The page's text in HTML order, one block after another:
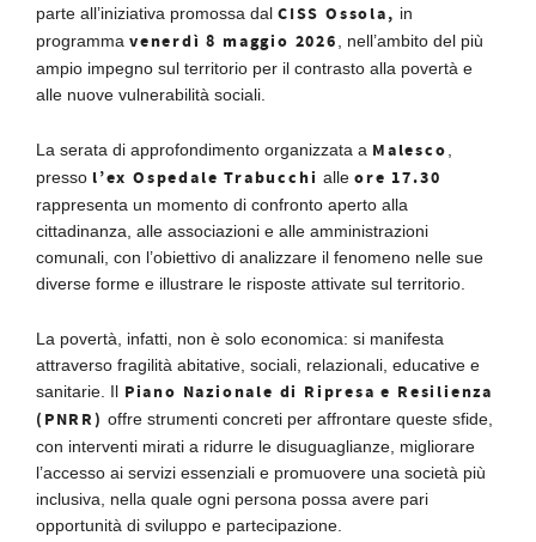
parte all’iniziativa promossa dal CISS Ossola, in
programma venerdì 8 maggio 2026
, nell’ambito del più
ampio impegno sul territorio per il contrasto alla povertà e
alle nuove vulnerabilità sociali.
La serata di approfondimento organizzata a Malesco
presso l’ex Ospedale Trabucchialleore 17.30
rappresenta un momento di confronto aperto alla
cittadinanza, alle associazioni e alle amministrazioni
comunali, con l’obiettivo di analizzare il fenomeno nelle sue
diverse forme e illustrare le risposte attivate sul territorio.
La povertà, infatti, non è solo economica: si manifesta
attraverso fragilità abitative, sociali, relazionali, educative e
sanitarie. Il Piano Nazionale di Ripresa e Resilienza
(PNRR) offre strumenti concreti per affrontare queste sfide,
con interventi mirati a ridurre le disuguaglianze, migliorare
l’accesso ai servizi essenziali e promuovere una società più
inclusiva, nella quale ogni persona possa avere pari
opportunità di sviluppo e partecipazione.